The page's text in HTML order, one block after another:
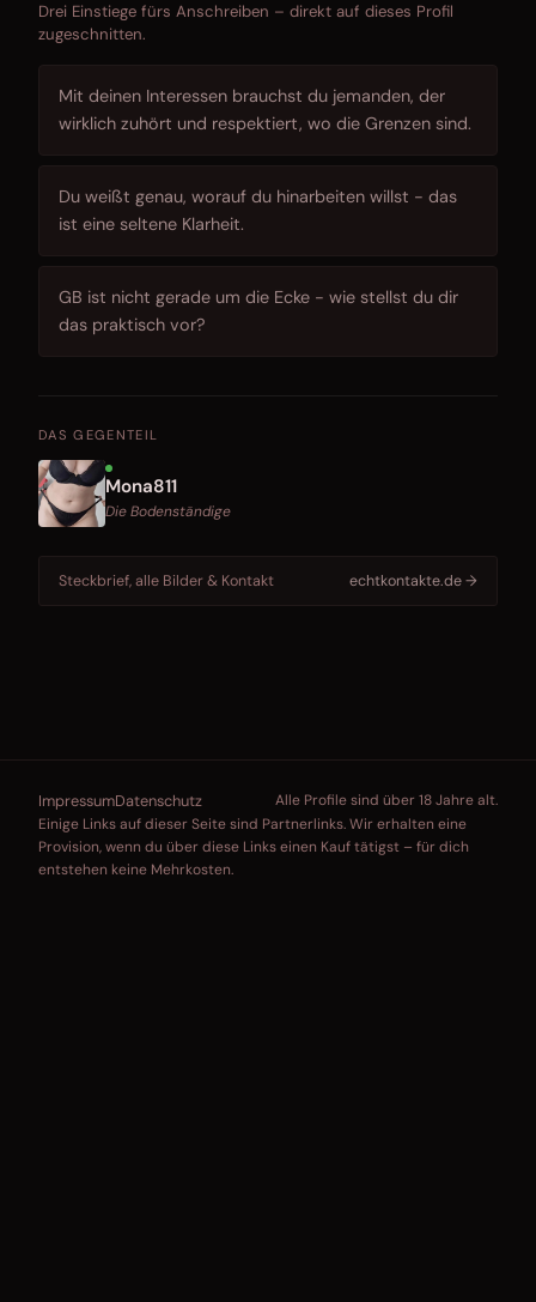
Drei Einstiege fürs Anschreiben – direkt auf dieses Profil
zugeschnitten.
Mit deinen Interessen brauchst du jemanden, der
wirklich zuhört und respektiert, wo die Grenzen sind.
Du weißt genau, worauf du hinarbeiten willst - das
ist eine seltene Klarheit.
GB ist nicht gerade um die Ecke - wie stellst du dir
das praktisch vor?
DAS GEGENTEIL
Mona811
Die Bodenständige
Steckbrief, alle Bilder & Kontakt echtkontakte.de →
ImpressumDatenschutz
Alle Profile sind über 18 Jahre alt.
Einige Links auf dieser Seite sind Partnerlinks. Wir erhalten eine
Provision, wenn du über diese Links einen Kauf tätigst – für dich
entstehen keine Mehrkosten.